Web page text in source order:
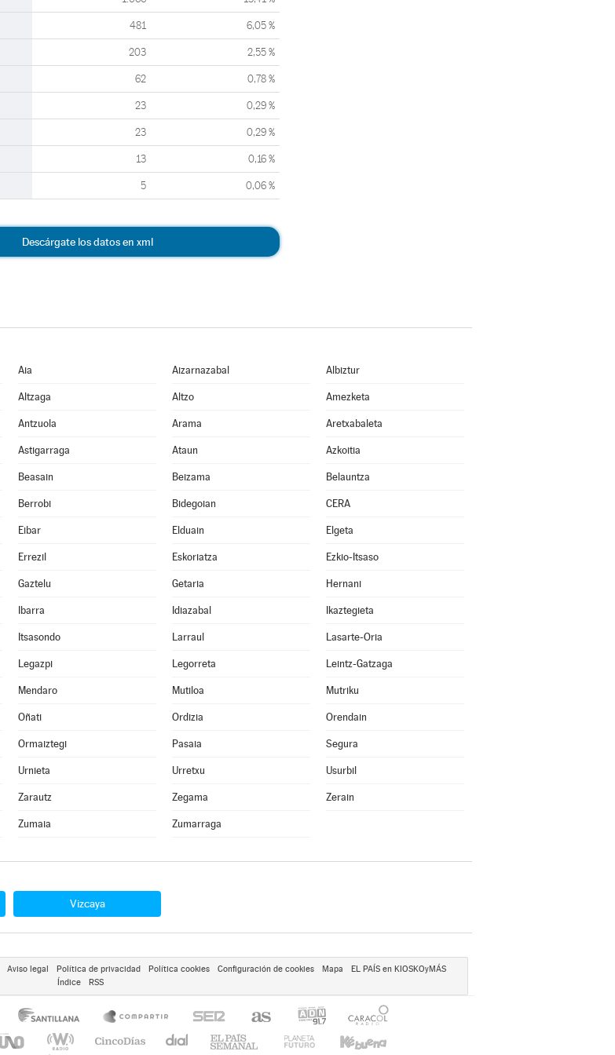
481 6,05 %
203 2,55 %
62 0,78 %
23 0,29 %
23 0,29 %
13 0,16 %
5 0,06 %
Descárgate los datos en xml
Aia Aizarnazabal Albiztur
Altzaga Altzo Amezketa
Antzuola Arama Aretxabaleta
Astigarraga Ataun Azkoitia
Beasain Beizama Belauntza
Berrobi Bidegoian CERA
Eibar Elduain Elgeta
Errezil Eskoriatza Ezkio-Itsaso
Gaztelu Getaria Hernani
Ibarra Idiazabal Ikaztegieta
Itsasondo Larraul Lasarte-Oria
Legazpi Legorreta Leintz-Gatzaga
Mendaro Mutiloa Mutriku
Oñati Ordizia Orendain
Ormaiztegi Pasaia Segura
Urnieta Urretxu Usurbil
Zarautz Zegama Zerain
Zumaia Zumarraga
Vizcaya
Aviso legal Política de privacidad Política cookies Configuración de cookies Mapa
EL PAÍS en KIOSKOyMÁS
Índice
RSS